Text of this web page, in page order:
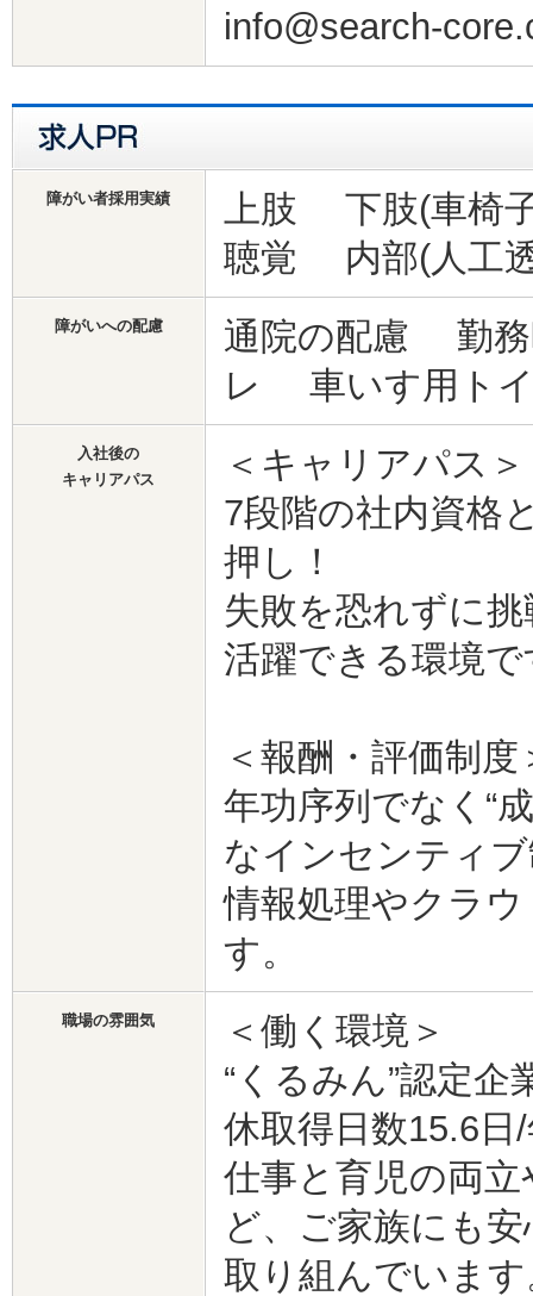
info@search-
障がい者採用実績
上肢 下肢(車
聴覚 内部(人
障がいへの配慮
通院の配慮 勤
レ 車いす用ト
入社後の
キャリアパス
＜キャリアパス＞
7段階の社内資格
押し！
失敗を恐れずに
活躍できる環境で
＜報酬・評価制度
年功序列でなく“
なインセンティ
情報処理やクラ
す。
職場の雰囲気
＜働く環境＞
“くるみん”認定
休取得日数15.6日
仕事と育児の両
ど、ご家族にも
取り組んでいま